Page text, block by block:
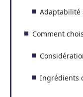
Adaptabilité
Comment
Ingrédients